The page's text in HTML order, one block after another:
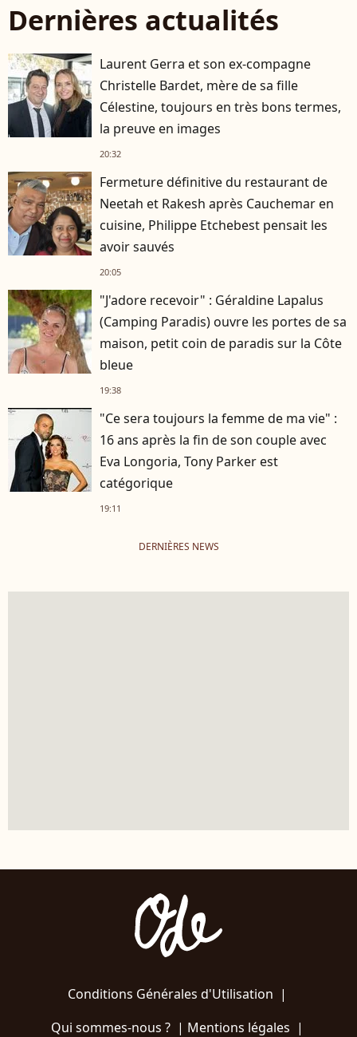
Dernières actualités
Laurent Gerra et son ex-compagne
Christelle Bardet, mère de sa fille
Célestine, toujours en très bons termes,
la preuve en images
20:32
Fermeture définitive du restaurant de
Neetah et Rakesh après Cauchemar en
cuisine, Philippe Etchebest pensait les
avoir sauvés
20:05
"J'adore recevoir" : Géraldine Lapalus
(Camping Paradis) ouvre les portes de sa
maison, petit coin de paradis sur la Côte
bleue
19:38
"Ce sera toujours la femme de ma vie" :
16 ans après la fin de son couple avec
Eva Longoria, Tony Parker est
catégorique
19:11
DERNIÈRES NEWS
Conditions Générales d'Utilisation |
Qui sommes-nous ?| Mentions légales |